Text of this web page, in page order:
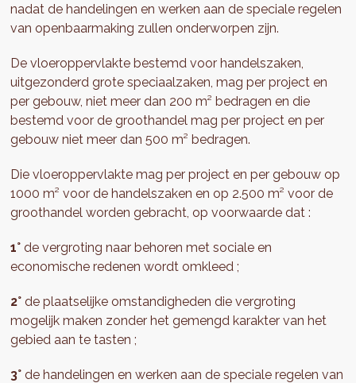
nadat de handelingen en werken aan de speciale regelen
van openbaarmaking zullen onderworpen zijn.
De vloeroppervlakte bestemd voor handelszaken,
uitgezonderd grote speciaalzaken, mag per project en
per gebouw, niet meer dan 200 m² bedragen en die
bestemd voor de groothandel mag per project en per
gebouw niet meer dan 500 m² bedragen.
Die vloeroppervlakte mag per project en per gebouw op
1000 m² voor de handelszaken en op 2.500 m² voor de
groothandel worden gebracht, op voorwaarde dat :
1°de vergroting naar behoren met sociale en
economische redenen wordt omkleed ;
2°de plaatselijke omstandigheden die vergroting
mogelijk maken zonder het gemengd karakter van het
gebied aan te tasten ;
3°de handelingen en werken aan de speciale regelen van